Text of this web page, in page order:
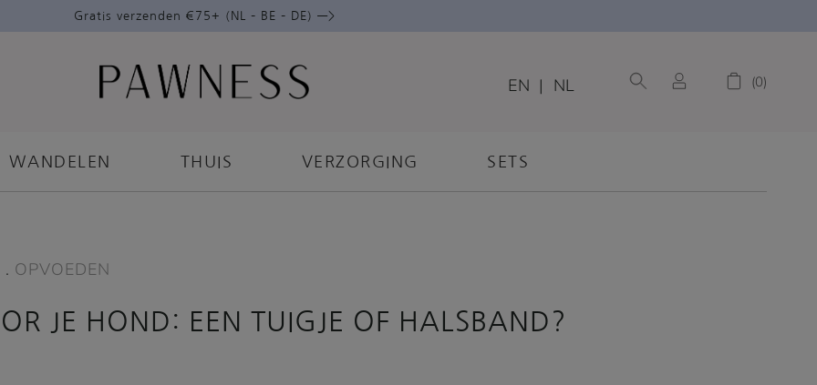
Gratis verzenden €75+ (NL – BE – DE) —>
EN | NL 0
WANDELEN THUIS VERZORGING SETS
. OPVOEDEN
JE HOND: EEN TUIGJE OF HALSBAND?